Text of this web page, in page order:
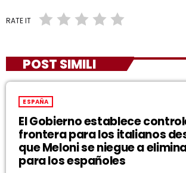
RATE IT
POST SIMILI
ESPAÑA
El Gobierno establece
frontera para los italianos
que Meloni se niegue a
para los españoles